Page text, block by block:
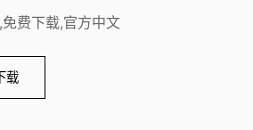
费下载,官方中文
载